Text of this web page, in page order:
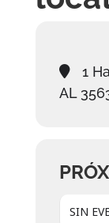
1
AL
SIN